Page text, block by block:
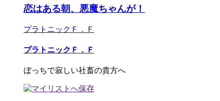
恋はある朝、悪魔ちゃんが！
プラトニックＦ．Ｆ
プラトニックＦ．Ｆ
ぼっちで寂しい社畜の貴方へ